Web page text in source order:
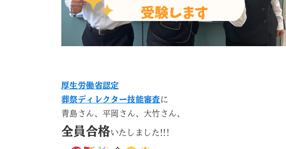
厚生労働省認定
葬祭ディレクター技能審査に
青島さん、平岡さん、大竹さん、
全員合格いたしました!!!